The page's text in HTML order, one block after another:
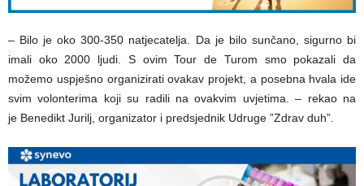
– Bilo je oko 300-350 natjecatelja. Da je bilo sunčano, sigurno bi
imali oko 2000 ljudi. S ovim Tour de Turom smo pokazali da
možemo uspješno organizirati ovakav projekt, a posebna hvala ide
svim volonterima koji su radili na ovakvim uvjetima. – rekao na
je Benedikt Jurilj, organizator i predsjednik Udruge ”Zdrav duh”.